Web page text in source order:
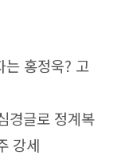
홍정욱? 고
경글로 정계복
강세